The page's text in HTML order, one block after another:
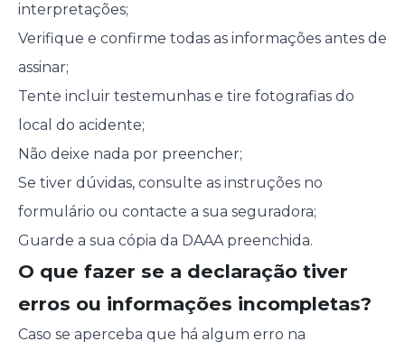
interpretações;
Verifique e confirme todas as informações antes de
assinar;
Tente incluir testemunhas e tire fotografias do
local do acidente;
Não deixe nada por preencher;
Se tiver dúvidas, consulte as instruções no
formulário ou contacte a sua seguradora;
Guarde a sua cópia da DAAA preenchida.
O que fazer se a declaração tiver
erros ou informações incompletas?
Caso se aperceba que há algum erro na